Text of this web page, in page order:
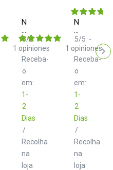
Neo
XLR
Class
B
2.0
m
Receba-
o
em:
1-
2
Dias
/
Recolha
na
loja
5/5-
1 opiniones
Neo
TRS
Class
B
2.0
m
Receba-
o
em:
1-
2
Dias
/
Recolha
na
loja
5/5 -
1 opiniones